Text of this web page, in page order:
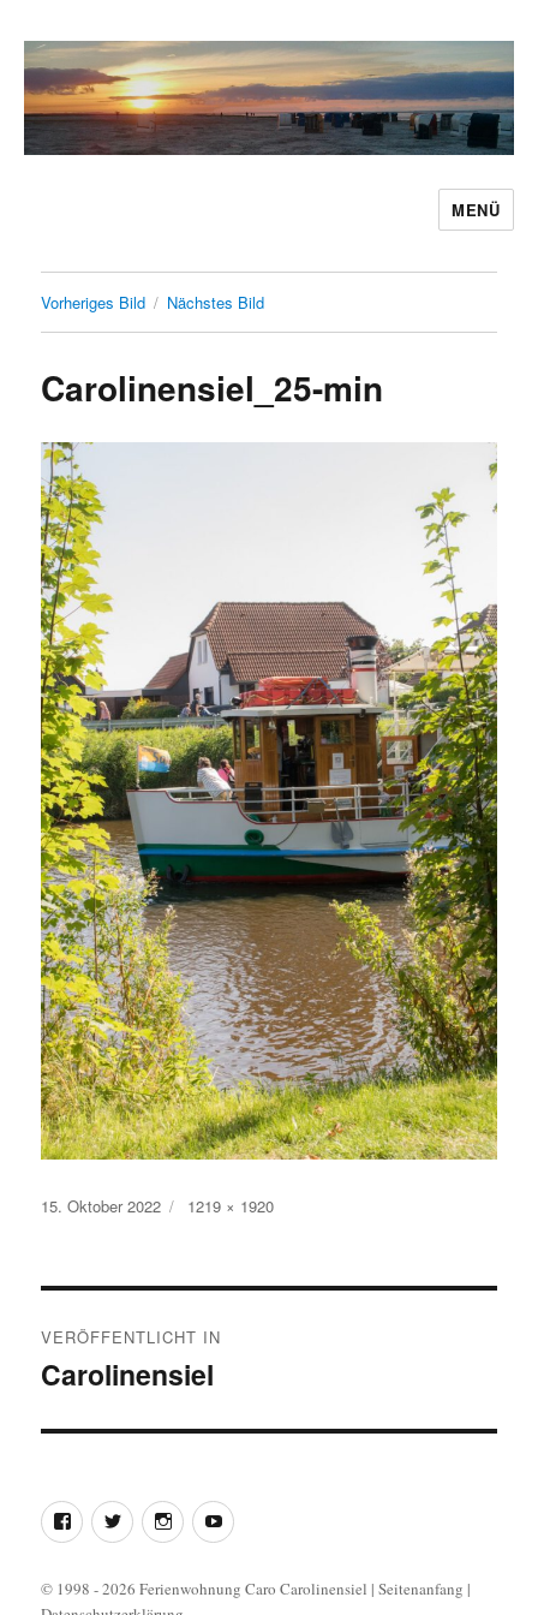
Ferienwohnung Caro Carolinensiel
MENÜ
Vorheriges Bild Nächstes Bild
Carolinensiel_25-min
Veröffentlicht
15. Oktober 2022 Originalgröße
1219 × 1920
VERÖFFENTLICHT IN
Carolinensiel
FacebookTwitterInstagramYouTube
© 1998 - 2026 Ferienwohnung Caro Carolinensiel |Seitenanfang |